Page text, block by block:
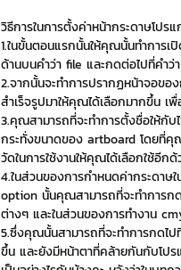
Chat Bot เวบไซต์
Sponsored Sticker มา
มาสคอต 3D
วิธีการในการตั้งค่าหน้ากระดาษโป
1.ในขั้นตอนแรกนั้นให้คุณนั้นทำการ
ด้านบนคำว่า file และกดต่อไปที่คำว่
2.จากนั้นจะทำการปรากฏหน้าจอขอ
สำเร็จรูปมาให้คุณได้เลือกมากขึ้น เ
3.คุณสามารถที่จะทำการตั้งชื่อให้กั
กระทั่งขนาดของ artboard โดยที่คุ
วัดในการใช้งานให้คุณได้เลือกใช้อีกด้
4.ในส่วนของการกำหนดค่ากระดา
option นั้นคุณสามารถที่จะทำการกด
ต่างๆ และในส่วนของการทำงาน
5.ซึ่งคุณนั้นสามารถที่จะทำการกดไป
ขึ้น และยังมีหน้าตาที่คล้ายกันกับโป